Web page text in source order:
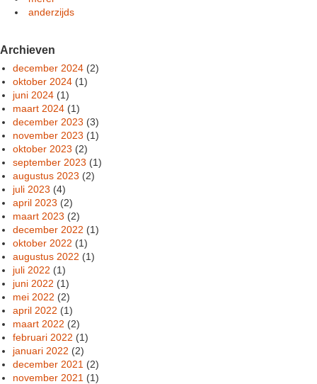
anderzijds
Archieven
december 2024 (2)
oktober 2024 (1)
juni 2024 (1)
maart 2024 (1)
december 2023 (3)
november 2023 (1)
oktober 2023 (2)
september 2023 (1)
augustus 2023 (2)
juli 2023 (4)
april 2023 (2)
maart 2023 (2)
december 2022 (1)
oktober 2022 (1)
augustus 2022 (1)
juli 2022 (1)
juni 2022 (1)
mei 2022 (2)
april 2022 (1)
maart 2022 (2)
februari 2022 (1)
januari 2022 (2)
december 2021 (2)
november 2021 (1)